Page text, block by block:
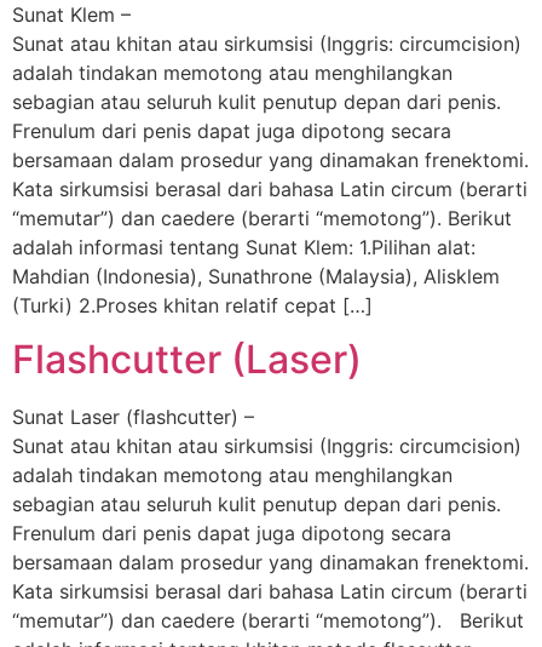
Sunat Klem –
Sunat atau khitan atau sirkumsisi (Inggris: circumcision)
adalah tindakan memotong atau menghilangkan
sebagian atau seluruh kulit penutup depan dari penis.
Frenulum dari penis dapat juga dipotong secara
bersamaan dalam prosedur yang dinamakan frenektomi.
Kata sirkumsisi berasal dari bahasa Latin circum (berarti
“memutar”) dan caedere (berarti “memotong”). Berikut
adalah informasi tentang Sunat Klem: 1.Pilihan alat:
Mahdian (Indonesia), Sunathrone (Malaysia), Alisklem
(Turki) 2.Proses khitan relatif cepat […]
Flashcutter (Laser)
Sunat Laser (flashcutter) –
Sunat atau khitan atau sirkumsisi (Inggris: circumcision)
adalah tindakan memotong atau menghilangkan
sebagian atau seluruh kulit penutup depan dari penis.
Frenulum dari penis dapat juga dipotong secara
bersamaan dalam prosedur yang dinamakan frenektomi.
Kata sirkumsisi berasal dari bahasa Latin circum (berarti
“memutar”) dan caedere (berarti “memotong”). Berikut